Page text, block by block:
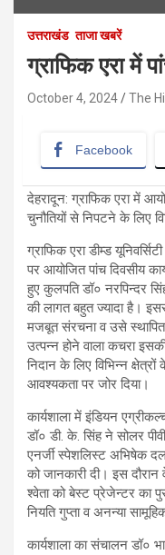
उत्तराखंड ताजा खबरें
ग्राफिक एरा में
October 4, 2024 The
Facebook
देहरादून: ग्राफिक एरा में
चुनौतियों से निपटने के लिए
ग्राफिक एरा डीम्ड
पर आयोजित पांच दिवसीय
हुए कुलपति डॉ० नरपिन्दर
की लागत बहुत ज्यादा है।
मजबूत संरचना व उसे
उत्पन्न होने वाला कचरा
निदान के लिए विभिन्न
आवश्यकता पर जोर दिया।
कार्यशाला में इंडियन
डॉ० डी. के. सिंह ने सोलर
एनर्जी स्पेशलिस्ट अभिषेक
को जानकारी दी। इस
श्वेता को बेस्ट प्रेजेन्टर का
नियति गुप्ता व अनन्या
कार्यशाला का संचालन डॉ०